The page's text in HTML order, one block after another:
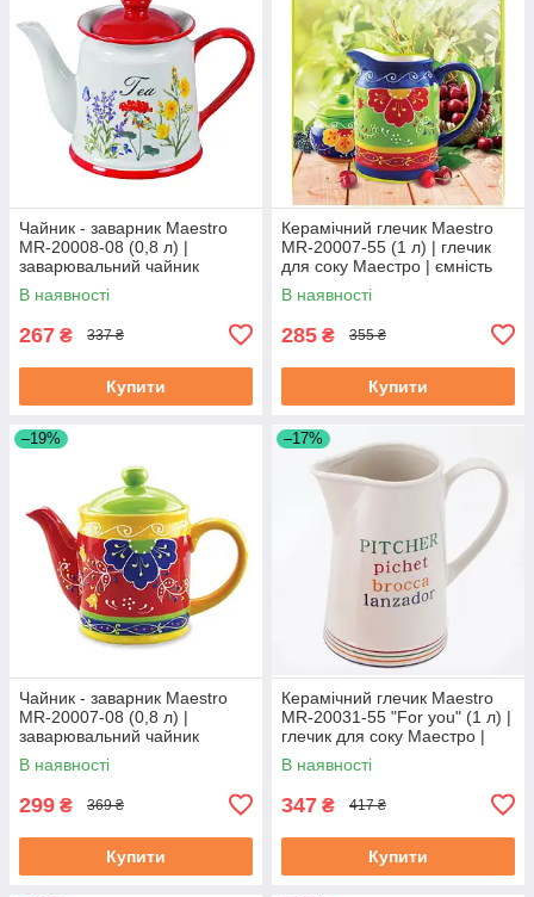
Чайник - заварник Maestro
MR-20008-08 (0,8 л) |
заварювальний чайник
Маестро | керамічний чайник
Маестро
В наявності
267 ₴ 337 ₴
Купити
Керамічний глечик Maestro
MR-20007-55 (1 л) | глечик
для соку Маестро | ємність
для води Маестро
В наявності
285 ₴ 355 ₴
Купити
–19%
Чайник - заварник Maestro
MR-20007-08 (0,8 л) |
заварювальний чайник
Маестро | керамічний чайник
Маестро
В наявності
299 ₴ 369 ₴
Купити
–17%
Керамічний глечик Maestro
MR-20031-55 "For you" (1 л) |
глечик для соку Маестро |
ємність для води Маестро
В наявності
347 ₴ 417 ₴
Купити